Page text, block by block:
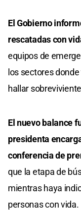
El Gobierno
rescatadas con
equipos de
los sectores
hallar
El nuevo balance
presidenta
conferencia de
que la etapa de
mientras haya
personas con vida.